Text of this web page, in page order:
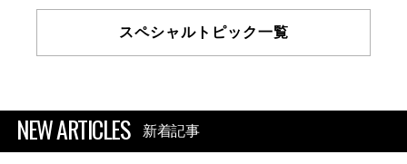
スペシャルトピック一覧
NEW ARTICLES 新着記事